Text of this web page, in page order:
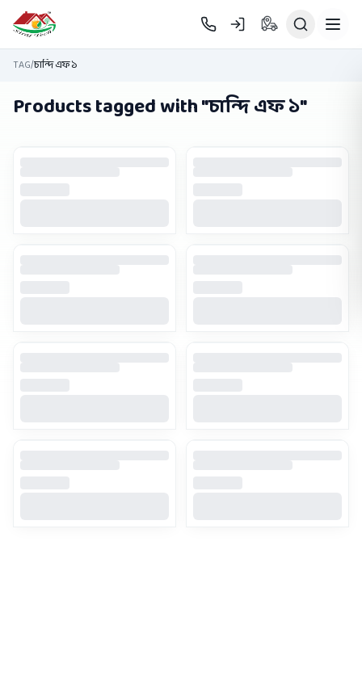
Skip to main content
TAG/চান্দি এফ ১
Products tagged with "চান্দি এফ ১"